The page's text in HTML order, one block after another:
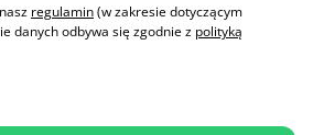
regulamin(w zakresie dotyczącym
danych odbywa się zgodnie z polityką